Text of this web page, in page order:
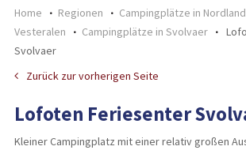
Home Regionen
Campingplätze in
Vesteralen
Campingplätze in Svolvaer
Svolvaer
Zurück zur vorherigen Seite
Lofoten Feriesenter
Kleiner Campingplatz mit einer relativ großen